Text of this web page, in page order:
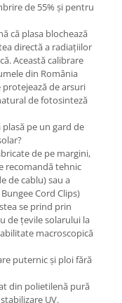
de 55% și pentru
că plasa blochează
directă a radiațiilor
Această calibrare
din România
de arsuri
de fotosinteză
pe un gard de
de pe margini,
recomandă tehnic
de cablu) sau a
Cord Clips)
se prind prin
de țevile solarului la
macroscopică
puternic și ploi fără
din polietilenă pură
UV.